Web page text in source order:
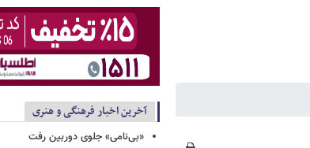
آخرین اخبار فرهنگی و هنری
«بی‌نامی» جلوی دوربین رفت